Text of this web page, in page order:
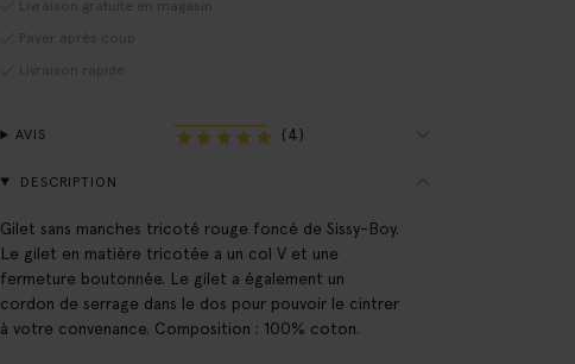
Livraison gratuite en magasin
Payer après coup
Livraison rapide
AVIS (4)
DESCRIPTION
Gilet sans manches tricoté rouge foncé de Sissy-Boy.
Le gilet en matière tricotée a un col V et une
fermeture boutonnée. Le gilet a également un
cordon de serrage dans le dos pour pouvoir le cintrer
à votre convenance. Composition : 100% coton.